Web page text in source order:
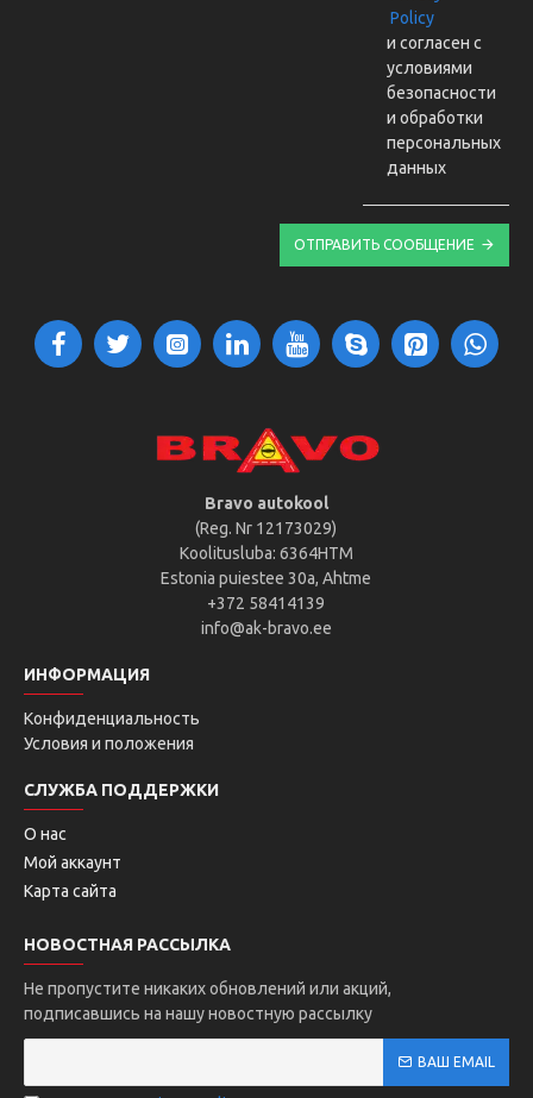
Policy
и согласен с
условиями
безопасности
и обработки
персональных
данных
ОТПРАВИТЬ СООБЩЕНИЕ
Bravo autokool
(Reg. Nr 12173029)
Koolitusluba: 6364HTM
Estonia puiestee 30a, Ahtme
+372 58414139
info@ak-bravo.ee
ИНФОРМАЦИЯ
Конфиденциальность
Условия и положения
СЛУЖБА ПОДДЕРЖКИ
О нас
Мой аккаунт
Карта сайта
НОВОСТНАЯ РАССЫЛКА
Не пропустите никаких обновлений или акций,
подписавшись на нашу новостную рассылку
ВАШ EMAIL